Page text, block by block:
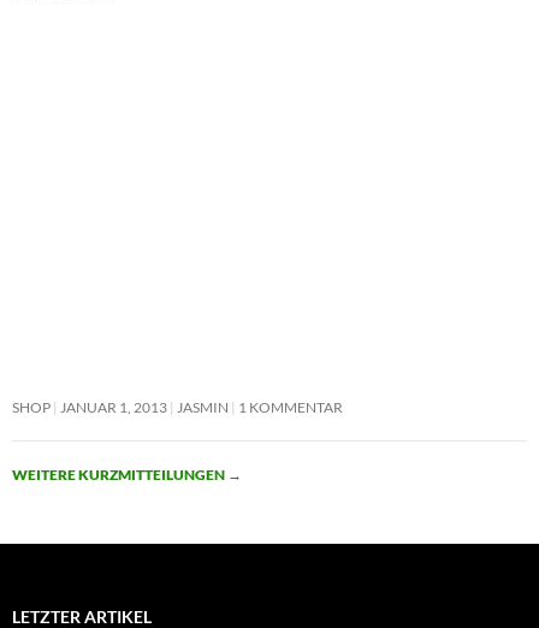
SHOP JANUAR 1, 2013 JASMIN 1 KOMMENTAR
WEITERE KURZMITTEILUNGEN →
LETZTER ARTIKEL